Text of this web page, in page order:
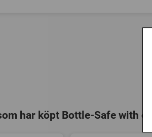
har köpt Bottle-Safe with